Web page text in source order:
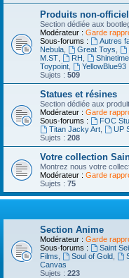
Produits non-
Section dédiée aux
Modérateur : Garde
Sous-forums :
Autres
Nebula
Great Toys
M.ST
RH Shinetime,
Toypoint
YellowBlue93
Sujets : 509
Statues et résines
Section dédiée aux
Modérateur : Garde
Sous-forums :
FOC
Titan Jacky Art, UP
Sujets : 208
Votre collection
Montrez nous votre
Modérateur : Garde
Sujets : 75
Section Anime
Modérateur : Garde
Sous-forums :
Saint
Films
Soul of Gold,
Canvas
Sujets : 223